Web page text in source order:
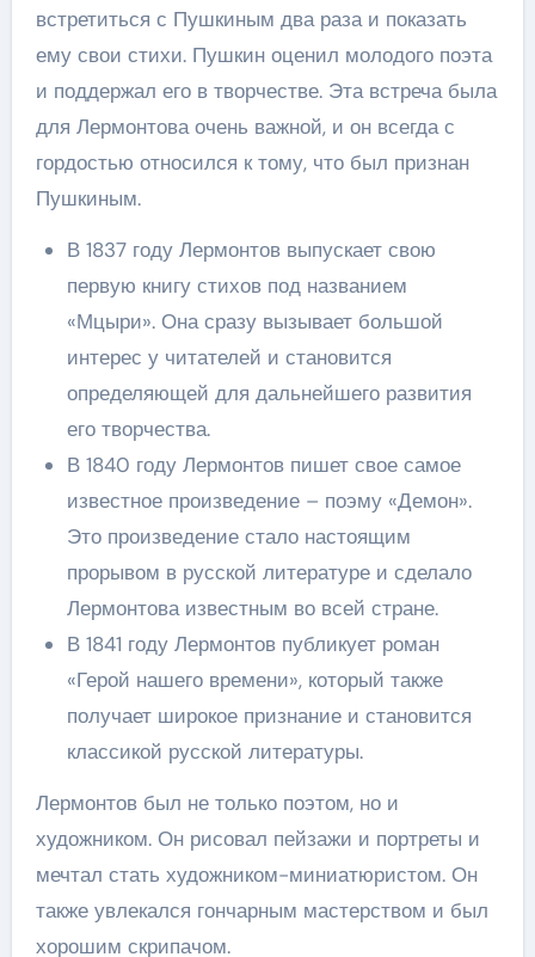
встретиться с Пушкиным два раза и показать
ему свои стихи. Пушкин оценил молодого поэта
и поддержал его в творчестве. Эта встреча была
для Лермонтова очень важной, и он всегда с
гордостью относился к тому, что был признан
Пушкиным.
В 1837 году Лермонтов выпускает свою
первую книгу стихов под названием
«Мцыри». Она сразу вызывает большой
интерес у читателей и становится
определяющей для дальнейшего развития
его творчества.
В 1840 году Лермонтов пишет свое самое
известное произведение – поэму «Демон».
Это произведение стало настоящим
прорывом в русской литературе и сделало
Лермонтова известным во всей стране.
В 1841 году Лермонтов публикует роман
«Герой нашего времени», который также
получает широкое признание и становится
классикой русской литературы.
Лермонтов был не только поэтом, но и
художником. Он рисовал пейзажи и портреты и
мечтал стать художником-миниатюристом. Он
также увлекался гончарным мастерством и был
хорошим скрипачом.